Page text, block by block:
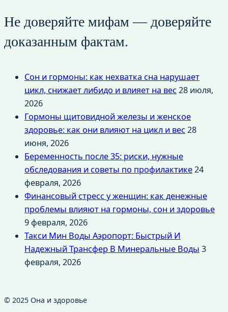
Не доверяйте мифам — доверяйте
доказанным фактам.
Сон и гормоны: как нехватка сна нарушает
цикл, снижает либидо и влияет на вес28 июля,
2026
Гормоны щитовидной железы и женское
здоровье: как они влияют на цикл и вес28
июня, 2026
Беременность после 35: риски, нужные
обследования и советы по профилактике24
февраля, 2026
Финансовый стресс у женщин: как денежные
проблемы влияют на гормоны, сон и здоровье
9 февраля, 2026
Такси Мин Воды Аэропорт: Быстрый И
Надежный Трансфер В Минеральные Воды 3
февраля, 2026
© 2025 Она и здоровье